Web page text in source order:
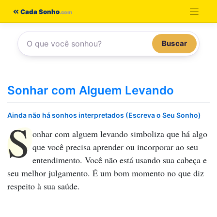
conteúdo
Cada Sonho
Buscar
Sonhar com Alguem Levando
Ainda não há sonhos interpretados (Escreva o Seu Sonho)
S onhar com alguem levando simboliza que há algo
que você precisa aprender ou incorporar ao seu
entendimento. Você não está usando sua cabeça e
seu melhor julgamento. É um bom momento no que diz
respeito à sua saúde.